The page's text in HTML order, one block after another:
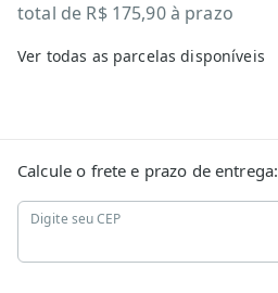
total de R$ 175,90à prazo
Ver todas as parcelas disponíveis
Calcule o frete e prazo de entrega:
Digite seu CEP